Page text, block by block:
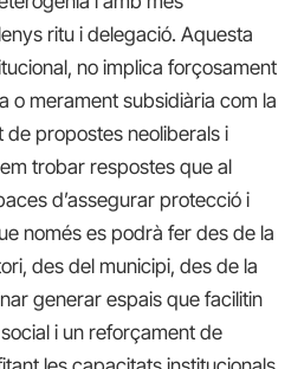
ritu i delegació. Aquesta
no implica forçosament
o merament subsidiària com la
propostes neoliberals i
trobar respostes que al
d’assegurar protecció i
només es podrà fer des de la
des del municipi, des de la
generar espais que facilitin
i un reforçament de